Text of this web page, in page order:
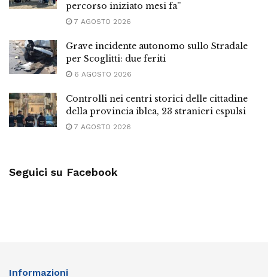
percorso iniziato mesi fa”
7 AGOSTO 2026
Grave incidente autonomo sullo Stradale
per Scoglitti: due feriti
6 AGOSTO 2026
Controlli nei centri storici delle cittadine
della provincia iblea, 23 stranieri espulsi
7 AGOSTO 2026
Seguici su Facebook
Informazioni